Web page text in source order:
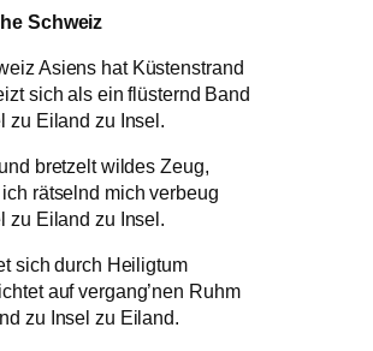
Schweiz
Asiens hat Küstenstrand
sich als ein flüsternd Band
zu Eiland zu Insel.
bretzelt wildes Zeug,
rätselnd mich verbeug
zu Eiland zu Insel.
sich durch Heiligtum
auf vergang’nen Ruhm
zu Insel zu Eiland.